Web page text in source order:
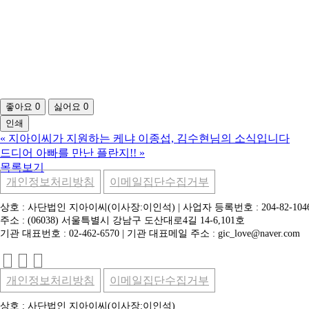
좋아요 0 싫어요 0
인쇄
« 지아이씨가 지원하는 케냐 이종섭, 김수현님의 소식입니다
드디어 아빠를 만난 플란지!! »
목록보기
개인정보처리방침
이메일집단수집거부
상호 : 사단법인 지아이씨(이사장:이인석) | 사업자 등록번호 : 204-82-
주소 : (06038) 서울특별시 강남구 도산대로4길 14-6,101호
기관 대표번호 : 02-462-6570 | 기관 대표메일 주소 : gic_love@naver.com
개인정보처리방침 이메일집단수집거부
상호 : 사단법인 지아이씨(이사장:이인석)